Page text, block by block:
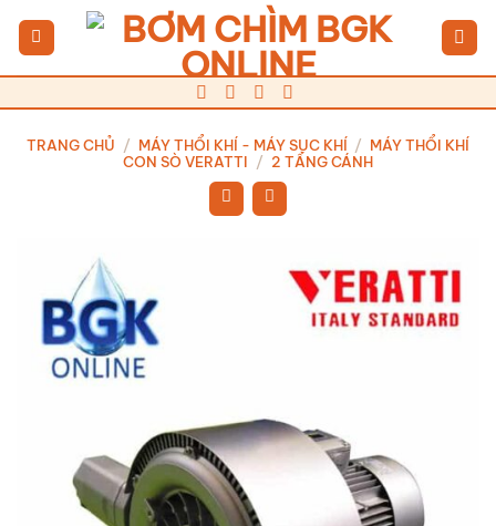
nội
dung
TRANG CHỦ / MÁY THỔI KHÍ - MÁY SỤC KHÍ / MÁY THỔI KHÍ
CON SÒ VERATTI / 2 TẦNG CÁNH